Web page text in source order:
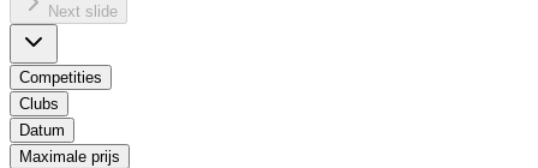
Next slide
Competities
Clubs
Datum
Maximale prijs